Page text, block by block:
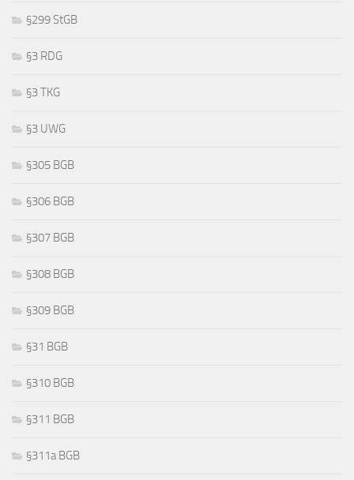
§299 StGB
§3 RDG
§3 TKG
§3 UWG
§305 BGB
§306 BGB
§307 BGB
§308 BGB
§309 BGB
§31 BGB
§310 BGB
§311 BGB
§311a BGB